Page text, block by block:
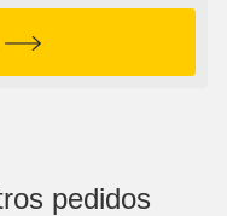
pedidos